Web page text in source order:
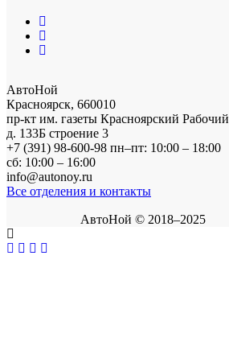
АвтоНой
Красноярск, 660010
пр-кт им. газеты Красноярский Рабочий
д. 133Б строение 3
+7 (391) 98-600-98 пн–пт: 10:00 – 18:00
сб: 10:00 – 16:00
info@autonoy.ru
Все отделения и контакты
АвтоНой © 2018–2025